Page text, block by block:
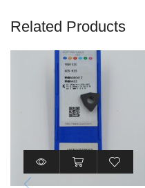
Related Products